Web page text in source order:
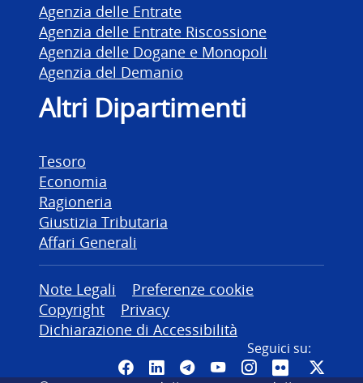
Agenzia delle Entrate
Agenzia delle Entrate Riscossione
Agenzia delle Dogane e Monopoli
Agenzia del Demanio
Altri Dipartimenti
Tesoro
Economia
Ragioneria
Giustizia Tributaria
Affari Generali
Altre informazioni
Note Legali
Preferenze cookie
Copyright
Privacy
Dichiarazione di Accessibilità
Seguici su:
Pagina Facebook del MEF -
Canale LinkedIn del MEF
Canale Telegram del
Canale YouTube del
CanaleCanale